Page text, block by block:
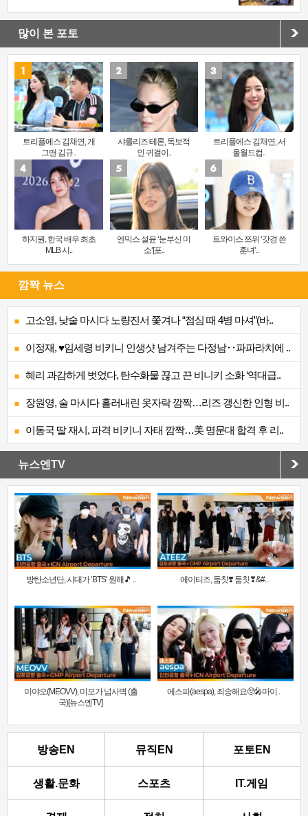
많이 본 포토
트리플에스 김채연, 개
그맨 김규..
샤를리즈 테론, 독보적
인 귀걸이..
트리플에스 김채연, 서
울월드컵..
하지원, 한국 배우 최초
MLB 시..
엔믹스 설윤 ‘눈부신 미
소’[포..
트와이스 쯔위 ‘갓경 쓴
훈녀’..
깜짝 뉴스
고소영, 낮술 마시다 노량진서 쫓겨나 “점심 때 4병 마셔”(바..
이정재, ♥임세령 비키니 인생샷 남겨주는 다정남‥파파라치에 ..
혜리 과감하게 벗었다, 탄수화물 끊고 끈 비니키 소화 ‘역대급..
장원영, 술 마시다 흘러내린 옷자락 깜짝…리즈 갱신한 인형 비..
이동국 딸 재시, 파격 비키니 자태 깜짝…美 명문대 합격 후 리..
뉴스엔TV
방탄소년단, 시대가 ‘BTS’ 원해🎵 .. 에이티즈, 둠칫❣️ 둠칫❣&#..
미야오(MEOVV), 미모가 넘사벽 (출
국)[뉴스엔TV]
에스파(aespa), 죄송해요🥺🎤마이..
방송EN 뮤직EN 포토EN
생활.문화 스포츠 IT.게임